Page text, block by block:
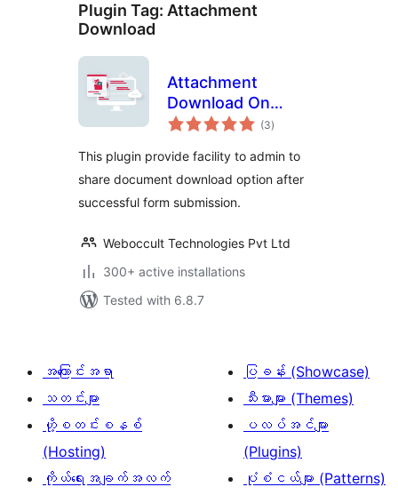
Plugin Tag: Attachment
Download
Attachment
Download On
Gravity Form(3total
ratings
)
This plugin provide facility to admin to
share document download option after
successful form submission.
Weboccult Technologies Pvt Ltd
300+ active installations
Tested with 6.8.7
အကြောင်းအရာ
သတင်းများ
ဟို့စတင်းစနစ်
(Hosting)
ကိုယ်ရေးအချက်အလက်
ပြခန်း (Showcase)
သီးမားများ (Themes)
ပလပ်အင်များ
(Plugins)
ပုံစံငယ်များ (Patterns)